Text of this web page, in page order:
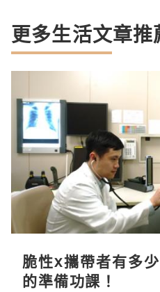
更多生活文章推
脆性x攜帶者有多
的準備功課！